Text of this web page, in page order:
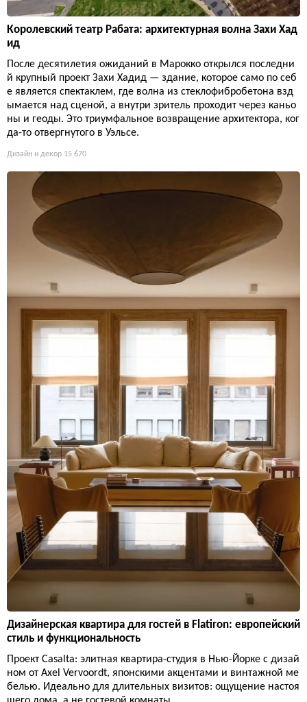
Королевский театр Рабата: архитектурная волна Захи Хад
ид
После десятилетия ожиданий в Марокко открылся последни
й крупный проект Захи Хадид — здание, которое само по себ
е является спектаклем, где волна из стеклофибробетона взд
ымается над сценой, а внутри зритель проходит через каньо
ны и геоды. Это триумфальное возвращение архитектора, ког
да-то отвергнутого в Уэльсе.
Дизайн и декор 15 670
Дизайнерская квартира для гостей в Flatiron: европейский
стиль и функциональность
Проект Casalta: элитная квартира-студия в Нью-Йорке с дизай
ном от Axel Vervoordt, японскими акцентами и винтажной ме
белью. Идеально для длительных визитов: ощущение настоя